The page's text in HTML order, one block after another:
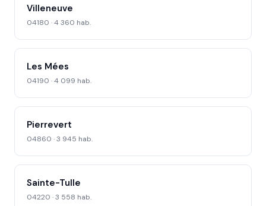
Villeneuve
04180 · 4 360 hab.
Les Mées
04190 · 4 099 hab.
Pierrevert
04860 · 3 945 hab.
Sainte-Tulle
04220 · 3 558 hab.